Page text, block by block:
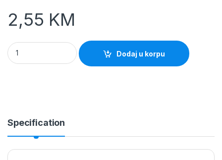
2,55 KM
Vrećice za vakumiranje 150x250mm 10-komada quantity
Dodaj u korpu
Specification